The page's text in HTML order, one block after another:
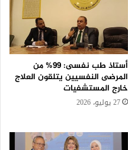
أستاذ طب نفسى: 99% من
المرضى النفسيين يتلقون العلاج
خارج المستشفيات
27 يوليو، 2026